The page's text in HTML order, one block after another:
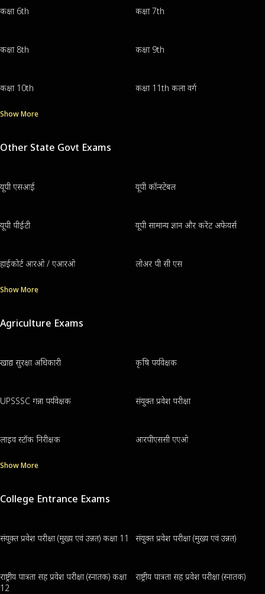
कक्षा 6th कक्षा 7th
कक्षा 8th कक्षा 9th
कक्षा 10th कक्षा 11th कला वर्ग
Show More
Other State Govt Exams
यूपी एसआई यूपी कॉन्स्टेबल
यूपी पीईटी यूपी सामान्य ज्ञान और करेंट अफेयर्स
हाईकोर्ट आरओ / एआरओ लोअर पी सी एस
Show More
Agriculture Exams
खाद्य सुरक्षा अधिकारी कृषि पर्यवेक्षक
UPSSSC गन्ना पर्यवेक्षक संयुक्त प्रवेश परीक्षा
लाइव स्टॉक निरीक्षक आरपीएससी एएओ
Show More
College Entrance Exams
संयुक्त प्रवेश परीक्षा (मुख्य एवं उन्नत) कक्षा 11 संयुक्त प्रवेश परीक्षा (मुख्य एवं उन्नत)
राष्ट्रीय पात्रता सह प्रवेश परीक्षा (स्नातक) कक्षा
12
राष्ट्रीय पात्रता सह प्रवेश परीक्षा (स्नातक)